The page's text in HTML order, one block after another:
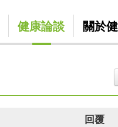
健康論談 關於
回覆